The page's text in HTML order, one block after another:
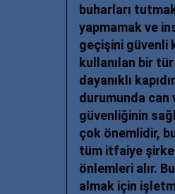
buharları
yapmamak ve
geçişini güvenli
kullanılan bir tür
dayanıklı
durumunda can
güvenliğinin
çok önemlidir,
tüm itfaiye
önlemleri alır.
almak için